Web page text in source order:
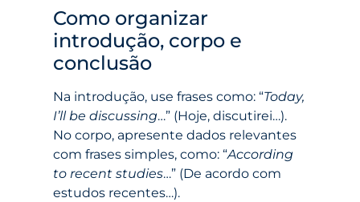
Como organizar
introdução, corpo e
conclusão
Na introdução, use frases como: “Today,
I’ll be discussing…” (Hoje, discutirei…).
No corpo, apresente dados relevantes
com frases simples, como: “According
to recent studies…” (De acordo com
estudos recentes…).